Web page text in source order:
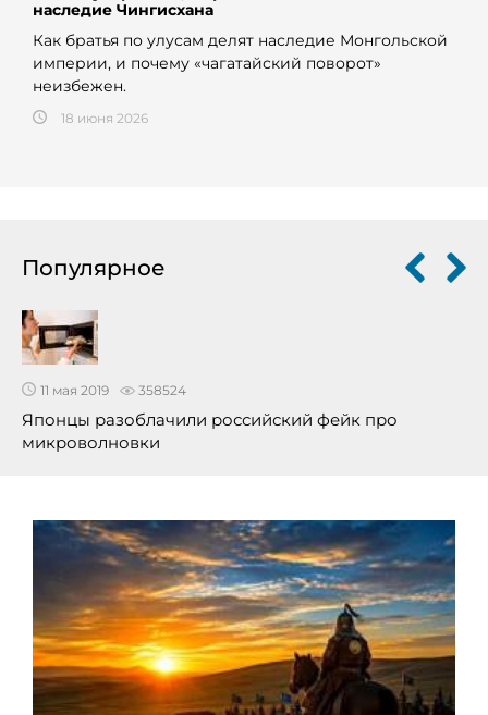
наследие Чингисхана
Как братья по улусам делят наследие Монгольской
империи, и почему «чагатайский поворот»
неизбежен.
18 июня 2026
Популярное
11 мая 2019 358524
Японцы разоблачили российский фейк про
микроволновки